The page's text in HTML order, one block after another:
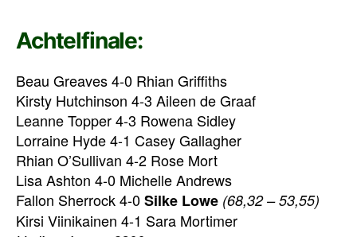
Achtelfinale:
Beau Greaves 4-0 Rhian Griffiths
Kirsty Hutchinson 4-3 Aileen de Graaf
Leanne Topper 4-3 Rowena Sidley
Lorraine Hyde 4-1 Casey Gallagher
Rhian O’Sullivan 4-2 Rose Mort
Lisa Ashton 4-0 Michelle Andrews
Fallon Sherrock 4-0Silke Lowe (68,32 – 53,55)
Kirsi Viinikainen 4-1 Sara Mortimer